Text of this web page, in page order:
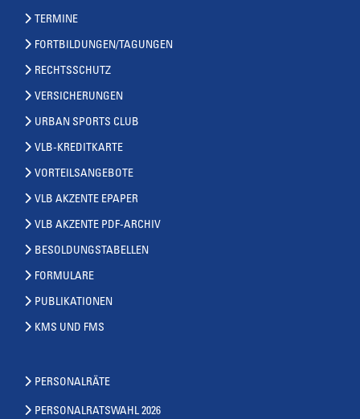
TERMINE
FORTBILDUNGEN/TAGUNGEN
RECHTSSCHUTZ
VERSICHERUNGEN
URBAN SPORTS CLUB
VLB-KREDITKARTE
VORTEILSANGEBOTE
VLB AKZENTE EPAPER
VLB AKZENTE PDF-ARCHIV
BESOLDUNGSTABELLEN
FORMULARE
PUBLIKATIONEN
KMS UND FMS
PERSONALRÄTE
PERSONALRATSWAHL 2026